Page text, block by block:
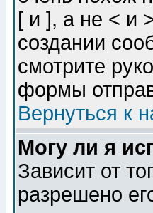
[ и ], а не < и
создании
смотрите
формы
Вернуться к
Могу ли я
Зависит от
разрешено